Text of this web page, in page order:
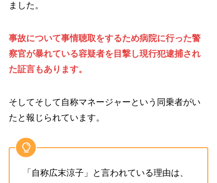
ました。
事故について事情聴取をするため病院に行った警
察官が暴れている容疑者を目撃し現行犯逮捕され
た証言もあります。
そしてそして自称マネージャーという同乗者がい
たと報じられています。
「自称広末涼子」と言われている理由は、